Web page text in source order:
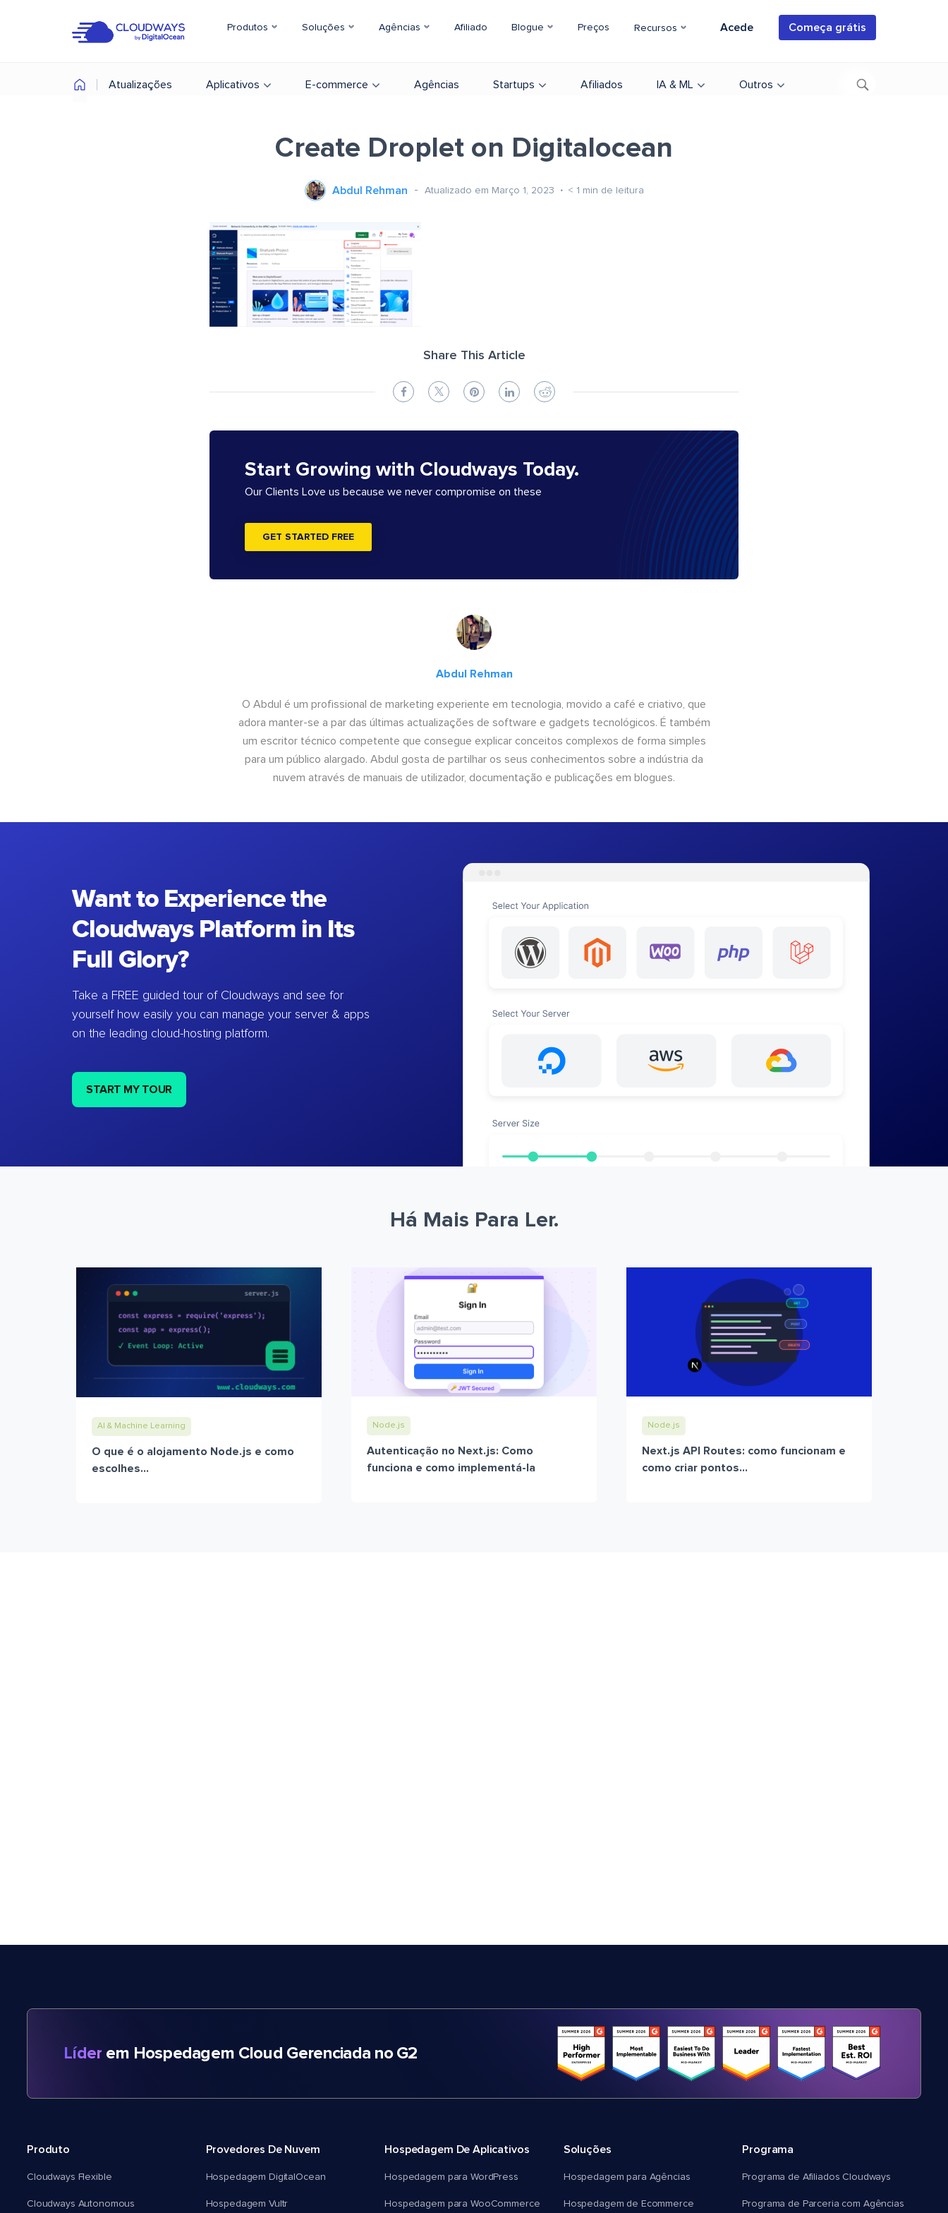
Produtos Soluções Agências Afiliado Blogue Preços Recursos Acede Começa grátis
Atualizações Aplicativos E-commerce Agências Startups Afiliados IA & ML Outros
Create Droplet on Digitalocean
Abdul Rehman Atualizado em Março 1, 2023 < 1 min de leitura
Share This Article
Start Growing with Cloudways Today.
Our Clients Love us because we never compromise on these
GET STARTED FREE
Abdul Rehman
O Abdul é um profissional de marketing experiente em tecnologia, movido a café e criativo, que
adora manter-se a par das últimas actualizações de software e gadgets tecnológicos. É também
um escritor técnico competente que consegue explicar conceitos complexos de forma simples
para um público alargado. Abdul gosta de partilhar os seus conhecimentos sobre a indústria da
nuvem através de manuais de utilizador, documentação e publicações em blogues.
Want to Experience the
Cloudways Platform in Its
Full Glory?
Take a FREE guided tour of Cloudways and see for
yourself how easily you can manage your server & apps
on the leading cloud-hosting platform.
START MY TOUR
Há Mais Para Ler.
AI & Machine Learning
O que é o alojamento Node.js e como
escolhes...
Node.js
Autenticação no Next.js: Como
funciona e como implementá-la
Node.js
Next.js API Routes: como funcionam e
como criar pontos...
Líder em Hospedagem Cloud Gerenciada no G2
Produto
Cloudways Flexible
Cloudways Autonomous
Provedores De Nuvem
Hospedagem DigitalOcean
Hospedagem Vultr
Hospedagem De Aplicativos
Hospedagem para WordPress
Hospedagem para WooCommerce
Soluções
Hospedagem para Agências
Hospedagem de Ecommerce
Programa
Programa de Afiliados Cloudways
Programa de Parceria com Agências